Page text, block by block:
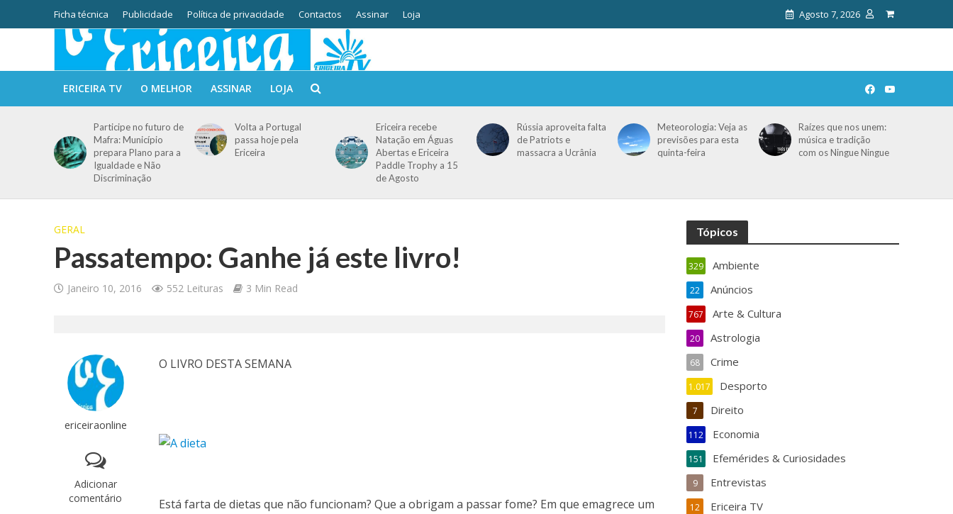
Ficha técnica Publicidade Política de privacidade Contactos Assinar Loja Agosto 7, 2026
ERICEIRA TV O MELHOR ASSINAR LOJA
Participe no futuro de
Mafra: Município
prepara Plano para a
Igualdade e Não
Discriminação
Volta a Portugal
passa hoje pela
Ericeira
Ericeira recebe
Natação em Águas
Abertas e Ericeira
Paddle Trophy a 15
de Agosto
Rússia aproveita falta
de Patriots e
massacra a Ucrânia
Meteorologia: Veja as
previsões para esta
quinta-feira
Raízes que nos unem:
música e tradição
com os Ningue Ningue
GERAL
Passatempo: Ganhe já este livro!
Janeiro 10, 2016 552 Leituras 3 Min Read
ericeiraonline
Adicionar
comentário
O LIVRO DESTA SEMANA
Está farta de dietas que não funcionam? Que a obrigam a passar fome? Em que emagrece um
Tópicos
Ambiente
329
Anúncios
22
Arte & Cultura
767
Astrologia
20
Crime
68
Desporto
1.017
Direito
7
Economia
112
Efemérides & Curiosidades
151
Entrevistas
9
Ericeira TV
12